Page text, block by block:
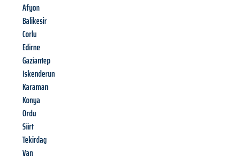
Afyon
Balikesir
Corlu
Edirne
Gaziantep
Iskenderun
Karaman
Konya
Ordu
Siirt
Tekirdag
Van